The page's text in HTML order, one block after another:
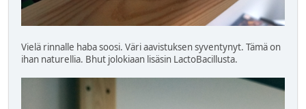
Vielä rinnalle haba soosi. Väri aavistuksen syventynyt. Tämä on
ihan naturellia. Bhut jolokiaan lisäsin LactoBacillusta.